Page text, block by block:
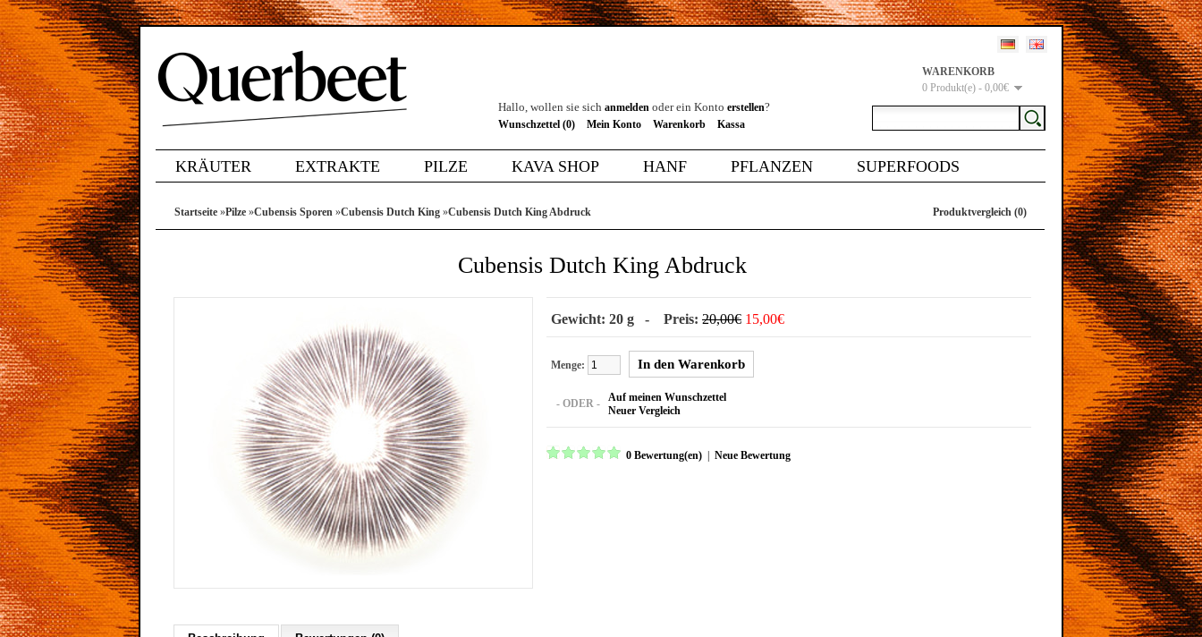
WARENKORB
0 Produkt(e) - 0,00€
Hallo, wollen sie sich anmelden oder ein Konto erstellen?
Wunschzettel (0) Mein Konto Warenkorb Kassa
KRÄUTER EXTRAKTE PILZE KAVA SHOP HANF PFLANZEN SUPERFOODS
Startseite »Pilze »Cubensis Sporen »Cubensis Dutch King »Cubensis Dutch King Abdruck Produktvergleich (0)
Cubensis Dutch King Abdruck
Gewicht: 20 g - Preis: 20,00€ 15,00€
Menge:
- ODER -
Auf meinen Wunschzettel
Neuer Vergleich
0 Bewertung(en) Neue Bewertung